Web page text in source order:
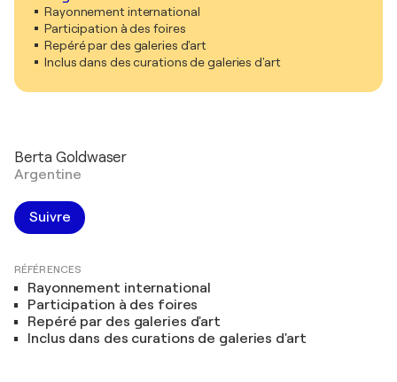
Rayonnement international
Participation à des foires
Repéré par des galeries d'art
Inclus dans des curations de galeries d'art
Berta Goldwaser
Argentine
Suivre
RÉFÉRENCES
Rayonnement international
Participation à des foires
Repéré par des galeries d'art
Inclus dans des curations de galeries d'art